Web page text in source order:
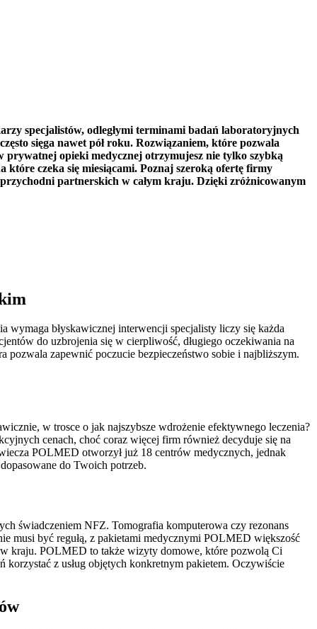
specjalistów, odległymi terminami badań laboratoryjnych
sięga nawet pół roku. Rozwiązaniem, które pozwala
prywatnej opieki medycznej otrzymujesz nie tylko szybką
które czeka się miesiącami. Poznaj szeroką ofertę firmy
partnerskich w całym kraju. Dzięki zróżnicowanym
wymaga błyskawicznej interwencji specjalisty liczy się każda
do uzbrojenia się w cierpliwość, długiego oczekiwania na
zapewnić poczucie bezpieczeństwo sobie i najbliższym.
w trosce o jak najszybsze wdrożenie efektywnego leczenia?
cenach, choć coraz więcej firm również decyduje się na
POLMED otworzył już 18 centrów medycznych, jednak
do Twoich potrzeb.
świadczeniem NFZ. Tomografia komputerowa czy rezonans
musi być regułą, z pakietami medycznymi POLMED większość
kraju. POLMED to także wizyty domowe, które pozwolą Ci
z usług objętych konkretnym pakietem. Oczywiście